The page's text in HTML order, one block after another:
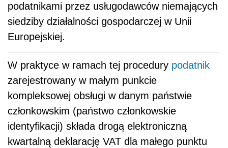
podatnikami przez usługodawców niemających
siedziby działalności gospodarczej w Unii
Europejskiej.
W praktyce w ramach tej procedury podatnik
zarejestrowany w małym punkcie
kompleksowej obsługi w danym państwie
członkowskim (państwo członkowskie
identyfikacji) składa drogą elektroniczną
kwartalną deklarację VAT dla małego punktu